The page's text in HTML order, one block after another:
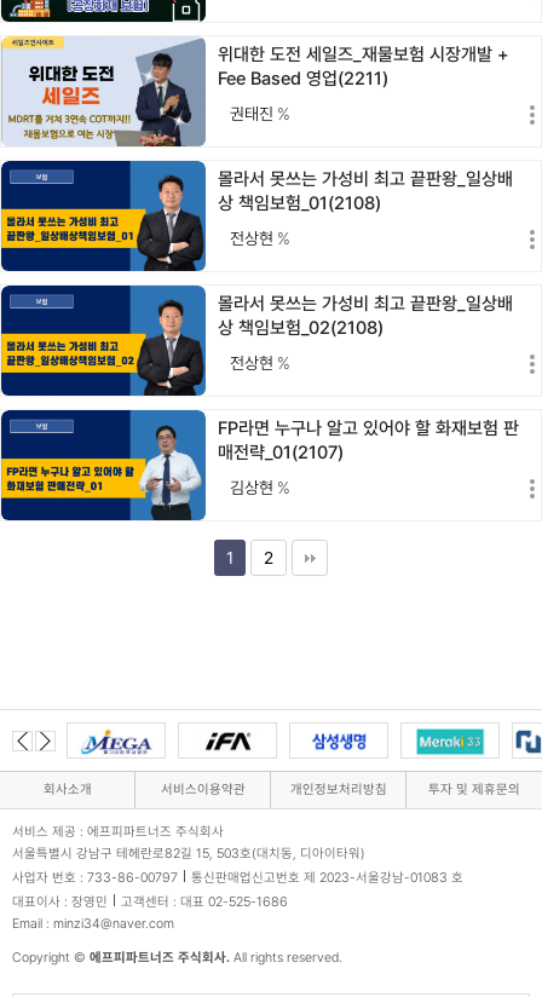
위대한 도전 세일즈_재물보험 시장개발 +
Fee Based 영업(2211)
권태진 %
몰라서 못쓰는 가성비 최고 끝판왕_일상배
상 책임보험_01(2108)
전상현 %
몰라서 못쓰는 가성비 최고 끝판왕_일상배
상 책임보험_02(2108)
전상현 %
FP라면 누구나 알고 있어야 할 화재보험 판
매전략_01(2107)
김상현 %
1 2
회사소개 서비스이용약관 개인정보처리방침 투자 및 제휴문의
서비스 제공 : 에프피파트너즈 주식회사
서울특별시 강남구 테헤란로82길 15, 503호(대치동, 디아이타워)
사업자 번호 : 733-86-00797
통신판매업신고번호 제 2023-서울강남-01083 호
대표이사 : 장영민
고객센터 : 대표 02-525-1686
Email : minzi34@naver.com
Copyright © 에프피파트너즈 주식회사. All rights reserved.